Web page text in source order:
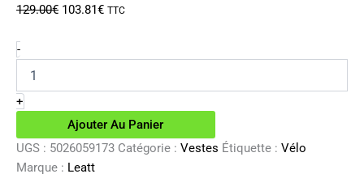
129.00€ Le
103.81€Le
TTC
-quantité
de
Veste
femme
Leatt
ThermaFlow
2.0
+
Ajouter Au Panier
UGS : 5026059173 Catégorie : Vestes Étiquette : Vélo
Marque : Leatt